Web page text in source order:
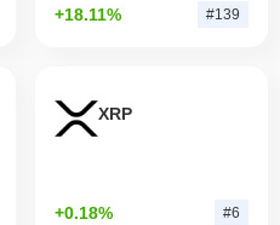
+18.11% #139
XRP
+0.18% #6